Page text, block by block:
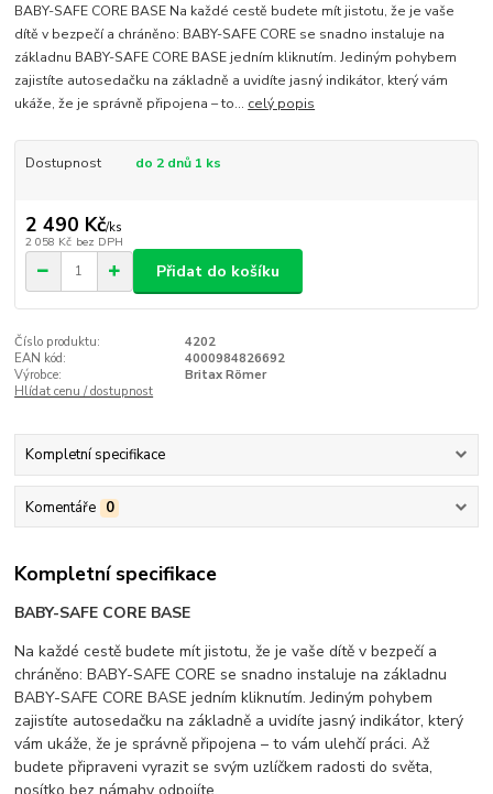
BABY-SAFE CORE BASE Na každé cestě budete mít jistotu, že je vaše
dítě v bezpečí a chráněno: BABY-SAFE CORE se snadno instaluje na
základnu BABY-SAFE CORE BASE jedním kliknutím. Jediným pohybem
zajistíte autosedačku na základně a uvidíte jasný indikátor, který vám
ukáže, že je správně připojena – to... celý popis
Dostupnost do 2 dnů 1 ks
2 490 Kč/ks
2 058 Kč bez DPH
Přidat do košíku
Číslo produktu:
4202
EAN kód:
4000984826692
Výrobce:
Britax Römer
Hlídat cenu / dostupnost
Kompletní specifikace
Komentáře 0
Kompletní specifikace
BABY-SAFE CORE BASE
Na každé cestě budete mít jistotu, že je vaše dítě v bezpečí a
chráněno: BABY-SAFE CORE se snadno instaluje na základnu
BABY-SAFE CORE BASE jedním kliknutím. Jediným pohybem
zajistíte autosedačku na základně a uvidíte jasný indikátor, který
vám ukáže, že je správně připojena – to vám ulehčí práci. Až
budete připraveni vyrazit se svým uzlíčkem radosti do světa,